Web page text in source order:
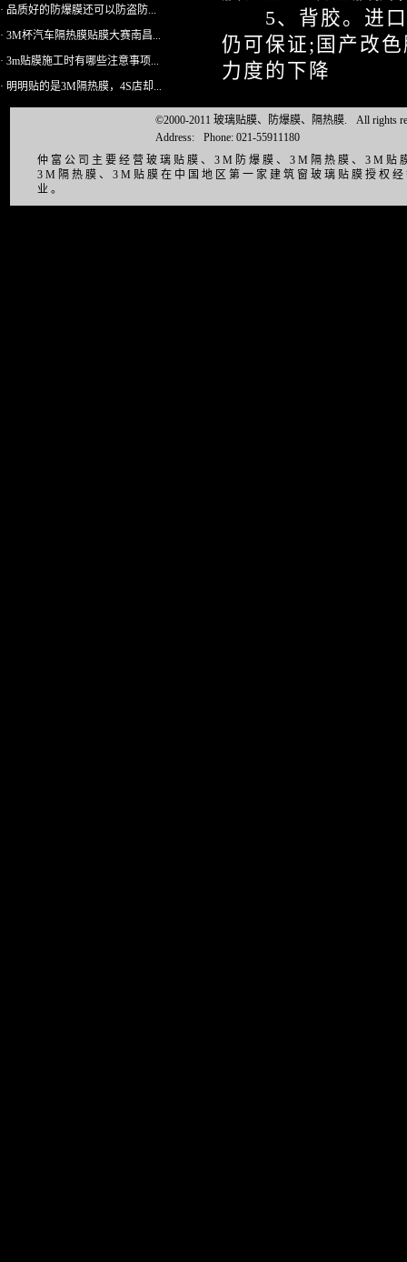
· 品质好的防爆膜还可以防盗防...
· 3M杯汽车隔热膜贴膜大赛南昌...
· 3m贴膜施工时有哪些注意事项...
· 明明贴的是3M隔热膜，4S店却...
5、背胶。进口
仍可保证;国产改
力度的下降
©2000-2011 玻璃贴膜、防爆膜、隔热膜.
All rights
Address:
Phone: 021-55911180
仲富公司主要经营玻璃贴膜、3M防爆膜、3M隔热膜、3M
3M隔热膜、3M贴膜在中国地区第一家建筑窗玻璃贴膜授权
业。